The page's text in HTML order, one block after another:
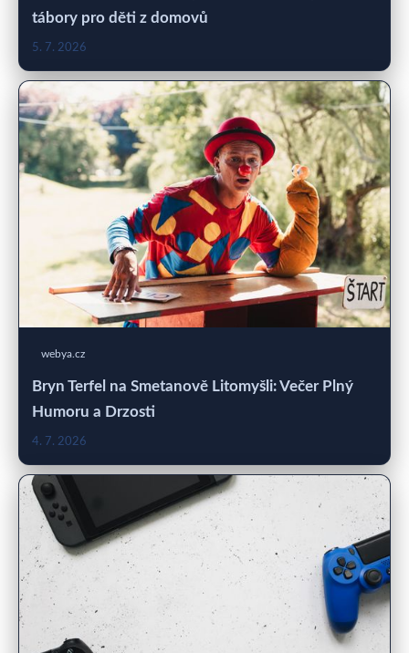
tábory pro děti z domovů
5. 7. 2026
webya.cz
Bryn Terfel na Smetanově Litomyšli: Večer Plný
Humoru a Drzosti
4. 7. 2026